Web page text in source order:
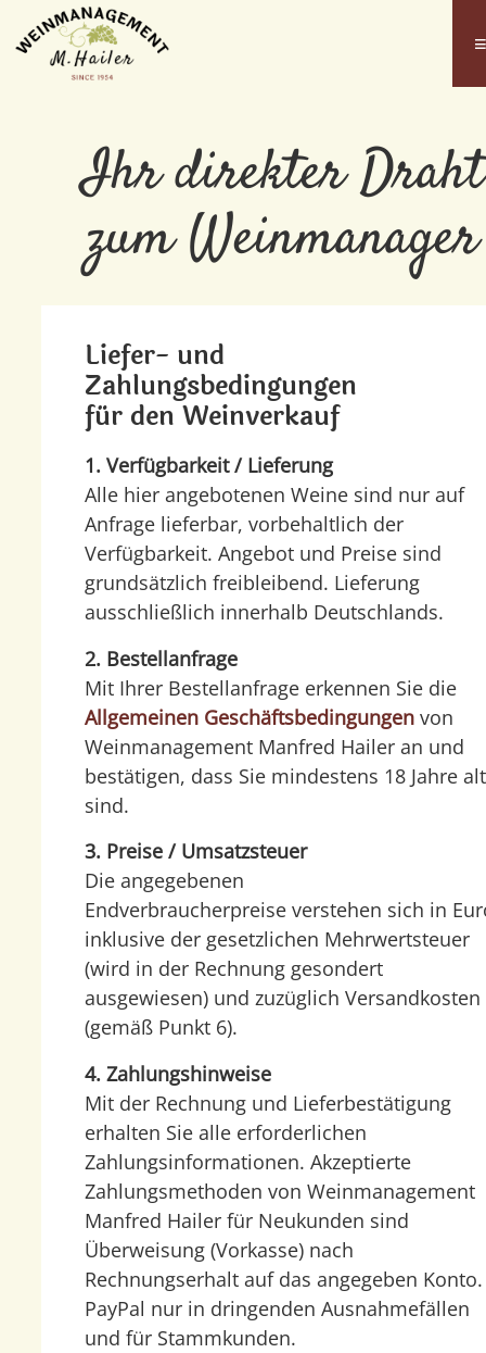
≡
Ihr direkter Draht
zum Weinmanager
Liefer- und
Zahlungsbedingungen
für den Weinverkauf
1. Verfügbarkeit / Lieferung
Alle hier angebotenen Weine sind nur auf
Anfrage lieferbar, vorbehaltlich der
Verfügbarkeit. Angebot und Preise sind
grundsätzlich freibleibend. Lieferung
ausschließlich innerhalb Deutschlands.
2. Bestellanfrage
Mit Ihrer Bestellanfrage erkennen Sie die
Allgemeinen Geschäftsbedingungen von
Weinmanagement Manfred Hailer an und
bestätigen, dass Sie mindestens 18 Jahre alt
sind.
3. Preise / Umsatzsteuer
Die angegebenen
Endverbraucherpreise verstehen sich in
inklusive der gesetzlichen Mehrwertsteuer
(wird in der Rechnung gesondert
ausgewiesen) und zuzüglich Versandkosten
(gemäß Punkt 6).
4. Zahlungshinweise
Mit der Rechnung und Lieferbestätigung
erhalten Sie alle erforderlichen
Zahlungsinformationen. Akzeptierte
Zahlungsmethoden von Weinmanagement
Manfred Hailer für Neukunden sind
Überweisung (Vorkasse) nach
Rechnungserhalt auf das angegeben Konto.
PayPal nur in dringenden Ausnahmefällen
und für Stammkunden.